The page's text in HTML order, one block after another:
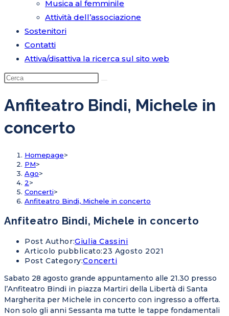
Musica al femminile
Attività dell’associazione
Sostenitori
Contatti
Attiva/disattiva la ricerca sul sito web
Anfiteatro Bindi, Michele in
concerto
Homepage>
PM>
Ago>
2>
Concerti>
Anfiteatro Bindi, Michele in concerto
Anfiteatro Bindi, Michele in concerto
Post Author:Giulia Cassini
Articolo pubblicato:23 Agosto 2021
Post Category:Concerti
Sabato 28 agosto grande appuntamento alle 21.30 presso
l’Anfiteatro Bindi in piazza Martiri della Libertà di Santa
Margherita per Michele in concerto con ingresso a offerta.
Non solo gli anni Sessanta ma tutte le tappe fondamentali